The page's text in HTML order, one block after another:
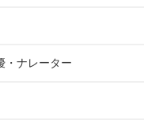
・ナレーター